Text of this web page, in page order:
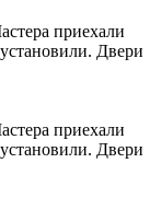
приехали
Двери
приехали
Двери